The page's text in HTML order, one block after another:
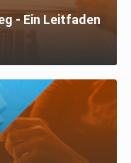
- Ein Leitfaden